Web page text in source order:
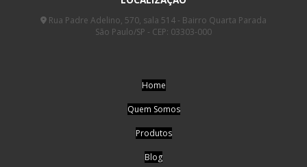
Rua Padre Adelino, 570, sala 514 - Bairro Quarta Parada
São Paulo/SP - CEP: 03303-000
Home
Quem Somos
Produtos
Blog